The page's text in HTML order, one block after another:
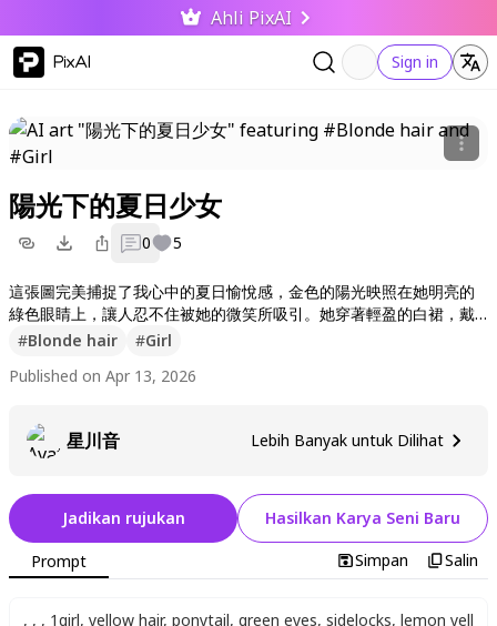
Ahli PixAI
PixAI Sign in
陽光下的夏日少女
0 5
這張圖完美捕捉了我心中的夏日愉悅感，金色的陽光映照在她明亮的
綠色眼睛上，讓人忍不住被她的微笑所吸引。她穿著輕盈的白裙，戴
著草帽，彷彿可以感受到海風拂面，讓我想一直守在這種閃耀的夏天
可愛又溫暖的作品！
#Blonde hair #Girl
Published on Apr 13, 2026
星川音 Lebih Banyak untuk Dilihat
Jadikan rujukan Hasilkan Karya Seni Baru
Prompt Simpan Salin
, , , 1girl, yellow hair, ponytail, green eyes, sidelocks, lemon yell